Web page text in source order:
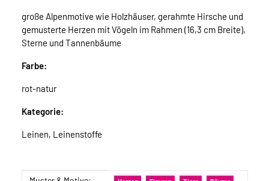
große Alpenmotive wie Holzhäuser, gerahmte Hirsche und
gemusterte Herzen mit Vögeln im Rahmen (16,3 cm Breite),
Sterne und Tannenbäume
Farbe:
rot-natur
Kategorie:
Leinen, Leinenstoffe